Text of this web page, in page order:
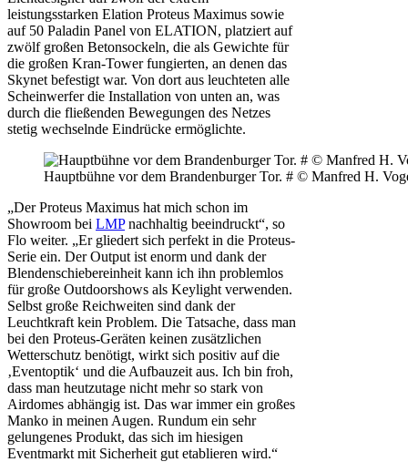
leistungsstarken Elation Proteus Maximus sowie
auf 50 Paladin Panel von ELATION, platziert auf
zwölf großen Betonsockeln, die als Gewichte für
die großen Kran-Tower fungierten, an denen das
Skynet befestigt war. Von dort aus leuchteten alle
Scheinwerfer die Installation von unten an, was
durch die fließenden Bewegungen des Netzes
stetig wechselnde Eindrücke ermöglichte.
Hauptbühne vor dem Brandenburger Tor. # © Manfred H.
„Der Proteus Maximus hat mich schon im
Showroom bei LMPnachhaltig beeindruckt“, so
Flo weiter. „Er gliedert sich perfekt in die Proteus-
Serie ein. Der Output ist enorm und dank der
Blendenschiebereinheit kann ich ihn problemlos
für große Outdoorshows als Keylight verwenden.
Selbst große Reichweiten sind dank der
Leuchtkraft kein Problem. Die Tatsache, dass man
bei den Proteus-Geräten keinen zusätzlichen
Wetterschutz benötigt, wirkt sich positiv auf die
‚Eventoptik‘ und die Aufbauzeit aus. Ich bin froh,
dass man heutzutage nicht mehr so stark von
Airdomes abhängig ist. Das war immer ein großes
Manko in meinen Augen. Rundum ein sehr
gelungenes Produkt, das sich im hiesigen
Eventmarkt mit Sicherheit gut etablieren wird.“